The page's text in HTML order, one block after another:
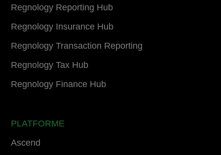
Regnology Reporting Hub
Regnology Insurance Hub
Regnology Transaction Reporting
Regnology Tax Hub
Regnology Finance Hub
PLATFORME
Ascend